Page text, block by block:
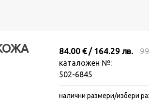
84.00 € / 164.29 лв.
каталожен №:
502-6845
налични размери/избери